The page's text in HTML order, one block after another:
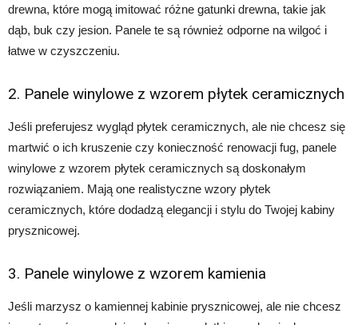
drewna, które mogą imitować różne gatunki drewna, takie jak
dąb, buk czy jesion. Panele te są również odporne na wilgoć i
łatwe w czyszczeniu.
2. Panele winylowe z wzorem płytek ceramicznych
Jeśli preferujesz wygląd płytek ceramicznych, ale nie chcesz się
martwić o ich kruszenie czy konieczność renowacji fug, panele
winylowe z wzorem płytek ceramicznych są doskonałym
rozwiązaniem. Mają one realistyczne wzory płytek
ceramicznych, które dodadzą elegancji i stylu do Twojej kabiny
prysznicowej.
3. Panele winylowe z wzorem kamienia
Jeśli marzysz o kamiennej kabinie prysznicowej, ale nie chcesz